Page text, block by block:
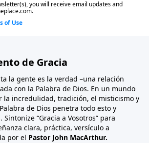
de Gracia
la gente es la verdad –una relación
con la Palabra de Dios. En un mundo
la incredulidad, tradición, el misticismo y
de Dios penetra todo esto y
“Gracia a Vosotros” para
clara, práctica, versículo a
por el Pastor John MacArthur.